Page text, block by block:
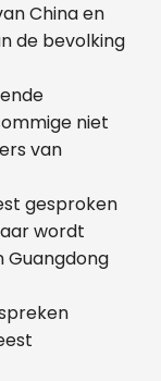
China en
de bevolking
niet
van
gesproken
wordt
Guangdong